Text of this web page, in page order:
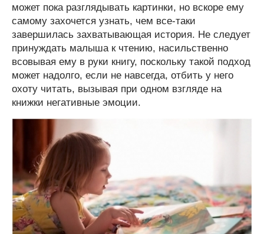
может пока разглядывать картинки, но вскоре ему
самому захочется узнать, чем все-таки
завершилась захватывающая история. Не следует
принуждать малыша к чтению, насильственно
всовывая ему в руки книгу, поскольку такой подход
может надолго, если не навсегда, отбить у него
охоту читать, вызывая при одном взгляде на
книжки негативные эмоции.